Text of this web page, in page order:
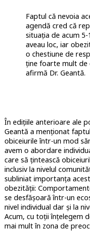
Faptul că nevoia
agendă cred că
situația de acum
aveau loc, iar
o chestiune de
ține foarte mult de
afirmă Dr. Geantă.
În edițiile anterioare ale
Geantă a menționat
obiceiurile într-un mod
avem o abordare
care să țintească
inclusiv la nivelul
subliniat importanța
obezității:
se desfășoară într-un
nivel individual dar și la
Acum, cu toții înțelegem
mai mult în zona de